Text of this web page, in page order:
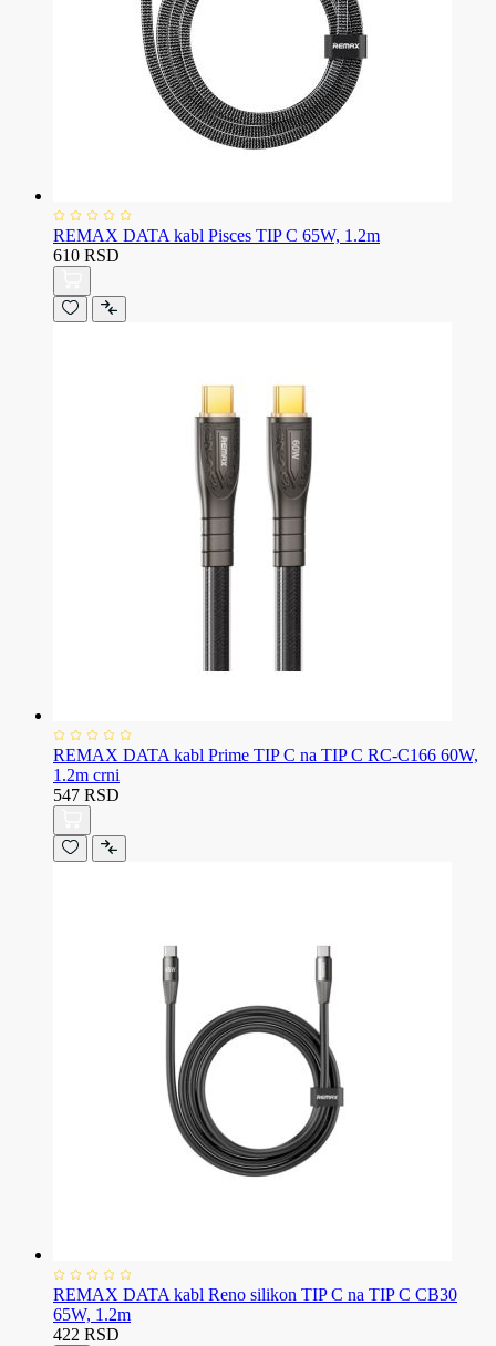
REMAX DATA kabl Pisces TIP C 65W, 1.2m
610 RSD
REMAX DATA kabl Prime TIP C na TIP C RC-C166 60W,
1.2m crni
547 RSD
REMAX DATA kabl Reno silikon TIP C na TIP C CB30
65W, 1.2m
422 RSD